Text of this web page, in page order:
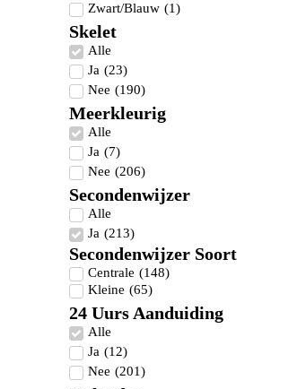
Zwart/Blauw (1)
Skelet
Alle
Ja (23)
Nee (190)
Meerkleurig
Alle
Ja (7)
Nee (206)
Secondenwijzer
Alle
Ja (213)
Secondenwijzer Soort
Centrale (148)
Kleine (65)
24 Uurs Aanduiding
Alle
Ja (12)
Nee (201)